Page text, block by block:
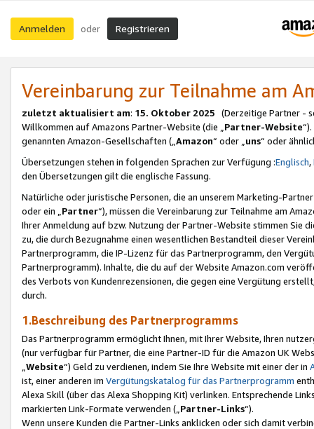
Anmelden oder Registrieren
Vereinbarung zur Teilnahme am
zuletzt aktualisiert am: 15. Oktober 2025 (Derzeitige Partner -
Willkommen auf Amazons Partner-Website (die „Partner-Website
genannten Amazon-Gesellschaften („Amazon“ oder „uns“ oder
Übersetzungen stehen in folgenden Sprachen zur Verfügung :Englisch,
den Übersetzungen gilt die englische Fassung.
Natürliche oder juristische Personen, die an unserem Marketing-
oder ein „Partner“), müssen die Vereinbarung zur Teilnahme am
Ihrer Anmeldung auf bzw. Nutzung der Partner-Website stimmen Sie
zu, die durch Bezugnahme einen wesentlichen Bestandteil dieser
Partnerprogramm, die IP-Lizenz für das Partnerprogramm, den
Partnerprogramm). Inhalte, die du auf der Website Amazon.com
des Verbots von Kundenrezensionen, die gegen eine Vergütung
durch.
1.Beschreibung des Partnerprogramms
Das Partnerprogramm ermöglicht Ihnen, mit Ihrer Website, Ihren
(nur verfügbar für Partner, die eine Partner-ID für die Amazon UK
Website“) Geld zu verdienen, indem Sie Ihre Website mit einer der in
ist, einer anderen im Vergütungskatalog für das Partnerprogramm
Alexa Skill (über das Alexa Shopping Kit) verlinken. Entsprechende
markierten Link-Formate verwenden („ Partner-Links“).
Wenn unsere Kunden die Partner-Links anklicken oder sich damit